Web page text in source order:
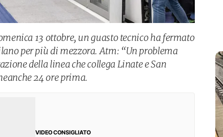
13 ottobre, un guasto tecnico ha fermato
per più di mezzora. Atm: “Un problema
della linea che collega Linate e San
24 ore prima.
VIDEO CONSIGLIATO